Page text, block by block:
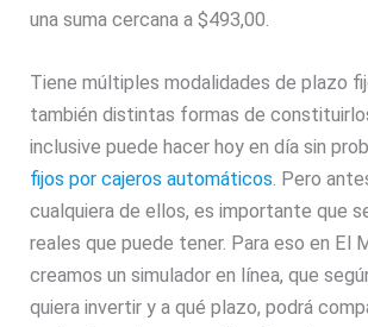
una suma cercana a $493,00.
Tiene múltiples modalidades de plazo
también distintas formas de
inclusive puede hacer hoy en día sin
fijos por cajeros automáticos. Pero
cualquiera de ellos, es importante que
reales que puede tener. Para eso en El
creamos un simulador en línea, que
quiera invertir y a qué plazo, podrá